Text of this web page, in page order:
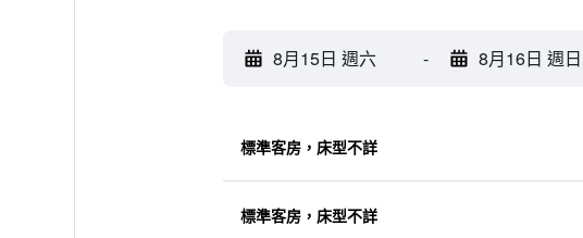
8月15日 週六 - 8月16日 週日
標準客房，床型不詳
標準客房，床型不詳